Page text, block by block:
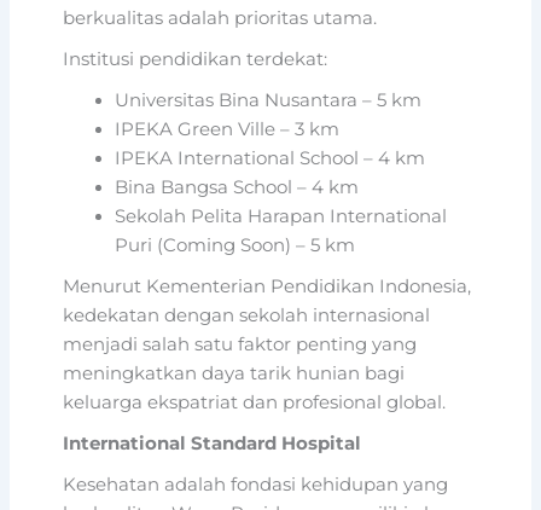
berkualitas adalah prioritas utama.
Institusi pendidikan terdekat:
Universitas Bina Nusantara – 5 km
IPEKA Green Ville – 3 km
IPEKA International School – 4 km
Bina Bangsa School – 4 km
Sekolah Pelita Harapan International
Puri (Coming Soon) – 5 km
Menurut Kementerian Pendidikan Indonesia,
kedekatan dengan sekolah internasional
menjadi salah satu faktor penting yang
meningkatkan daya tarik hunian bagi
keluarga ekspatriat dan profesional global.
International Standard Hospital
Kesehatan adalah fondasi kehidupan yang